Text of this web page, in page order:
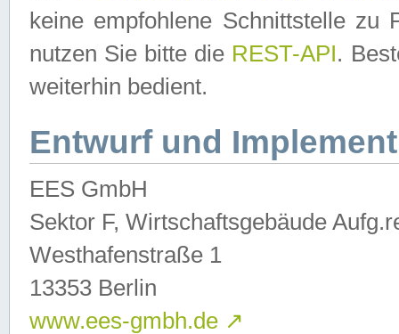
keine empfohlene Schnittstelle zu
nutzen Sie bitte die REST-API.
weiterhin bedient.
Entwurf und
EES GmbH
Sektor F, Wirtschaftsgebäude
Westhafenstraße 1
13353 Berlin
www.ees-gmbh.de ↗